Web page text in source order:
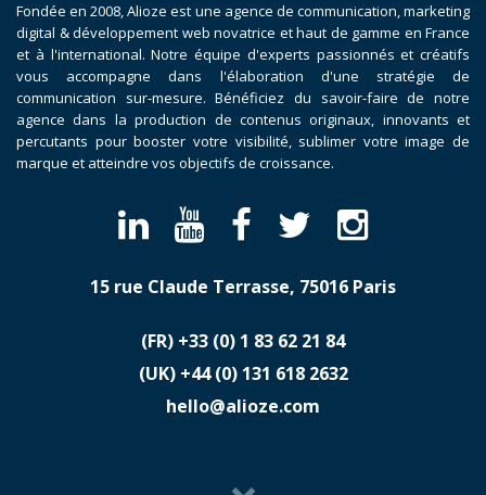
Fondée en 2008, Alioze est une agence de communication, marketing
digital & développement web novatrice et haut de gamme en France
et à l'international. Notre équipe d'experts passionnés et créatifs
vous accompagne dans l'élaboration d'une stratégie de
communication sur-mesure. Bénéficiez du savoir-faire de notre
agence dans la production de contenus originaux, innovants et
percutants pour booster votre visibilité, sublimer votre image de
marque et atteindre vos objectifs de croissance.
15 rue Claude Terrasse, 75016 Paris
(FR) ​+33 (0) 1 83 62 21 84
(UK) ​+44 (0) 131 618 2632
hello@alioze.com